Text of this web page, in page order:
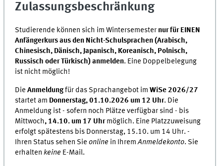
Zulassungsbeschränkung
Studierende können sich im Wintersemester nur für EINEN
Anfängerkurs aus den Nicht-Schulsprachen (Arabisch,
Chinesisch, Dänisch, Japanisch, Koreanisch, Polnisch,
Russisch oder Türkisch)anmelden. Eine Doppelbelegung
ist nicht möglich!
DieAnmeldungfür das Sprachangebot imWiSe 2026/27
startet am Donnerstag, 01.10.2026 um 12 Uhr. Die
Anmeldung ist - sofern noch Plätze verfügbar sind - bis
Mittwoch, 14.10. um 17 Uhrmöglich. Eine Platzzuweisung
erfolgt spätestens bis Donnerstag, 15.10. um 14 Uhr. -
Ihren Status sehen Sieonline in IhremAnmeldekonto. Sie
erhaltenkeine E-Mail.